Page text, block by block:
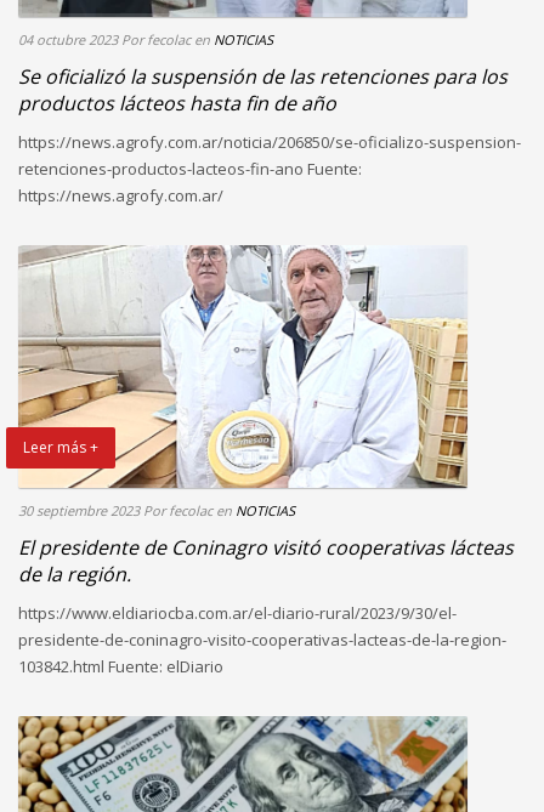
04 octubre 2023 Por fecolac en NOTICIAS
Se oficializó la suspensión de las retenciones para los
productos lácteos hasta fin de año
https://news.agrofy.com.ar/noticia/206850/se-oficializo-suspension-
retenciones-productos-lacteos-fin-ano Fuente:
https://news.agrofy.com.ar/
Leer más +
30 septiembre 2023 Por fecolac en NOTICIAS
El presidente de Coninagro visitó cooperativas lácteas
de la región.
https://www.eldiariocba.com.ar/el-diario-rural/2023/9/30/el-
presidente-de-coninagro-visito-cooperativas-lacteas-de-la-region-
103842.html Fuente: elDiario